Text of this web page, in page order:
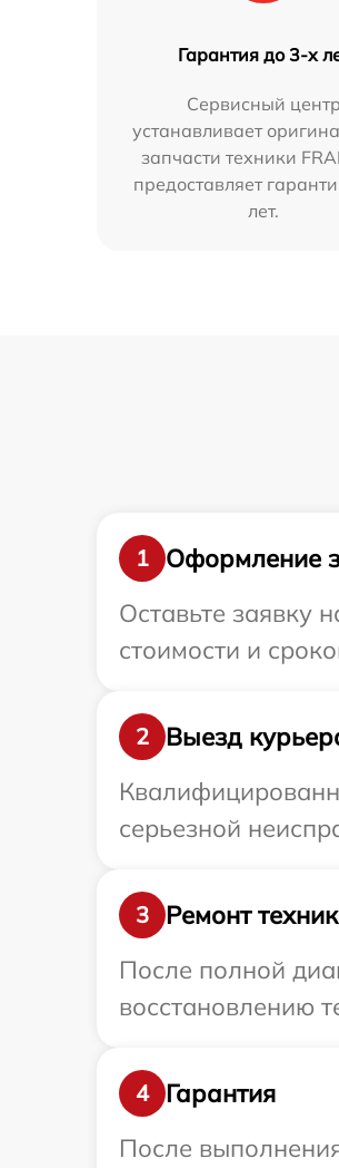
Гарантия до 3-х
Сервисный центр
устанавливает
запчасти техники
предоставляет
лет.
1
Оформление
Оставьте заявку
стоимости и
2
Выезд
серьезной
3
Ремонт
После полной
восстановлению
4
Гарантия
После